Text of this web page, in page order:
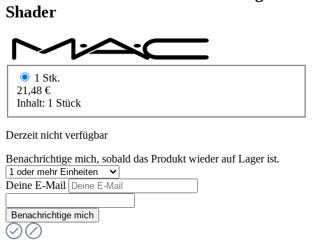
Shader
1 Stk.
21,48 €
Inhalt: 1 Stück
Derzeit nicht verfügbar
Benachrichtige mich, sobald das Produkt wieder auf Lager ist.
Deine E-Mail
Benachrichtige mich